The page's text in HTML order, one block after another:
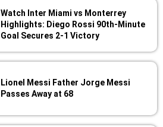
Watch Inter Miami vs Monterrey
Highlights: Diego Rossi 90th-Minute
Goal Secures 2-1 Victory
Lionel Messi Father Jorge Messi
Passes Away at 68